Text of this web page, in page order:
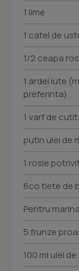
1 lime
1 catel de
1/2 ceapa
1 ardei iute
preferinta)
1 varf de
putin ulei de
1 rosie
6co tlete de
Pentru
5 frunze
100 ml ulei